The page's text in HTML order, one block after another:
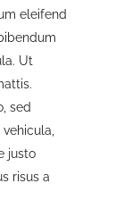
eleifend
Ut
sed
justo
risus a